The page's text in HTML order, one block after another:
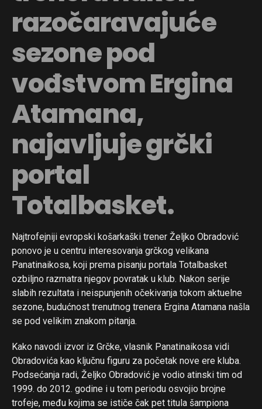
razočaravajuće
sezone pod
vođstvom Ergina
Atamana,
najavljuje grčki
portal
Totalbasket.
Najtrofejniji evropski košarkaški trener Željko Obradović
ponovo je u centru interesovanja grčkog velikana
Panatinaikosa, koji prema pisanju portala Totalbasket
ozbiljno razmatra njegov povratak u klub. Nakon serije
slabih rezultata i neispunjenih očekivanja tokom aktuelne
sezone, budućnost trenutnog trenera Ergina Atamana našla
se pod velikim znakom pitanja.
Kako navodi izvor iz Grčke, vlasnik Panatinaikosa vidi
Obradovića kao ključnu figuru za početak nove ere kluba.
Podsećanja radi, Željko Obradović je vodio atinski tim od
1999. do 2012. godine i u tom periodu osvojio brojne
trofeje, među kojima se ističe čak pet titula šampiona